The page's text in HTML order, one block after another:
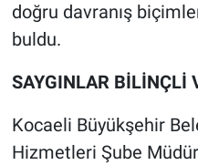
doğru davranış
buldu.
SAYGINLAR BİLİNÇLİ
Kocaeli Büyükşehir
Hizmetleri Şube